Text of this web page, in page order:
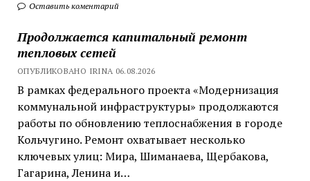
Оставить коментарий
Продолжается капитальный ремонт
тепловых сетей
ОПУБЛИКОВАНО IRINA 06.08.2026
В рамках федерального проекта «Модернизация
коммунальной инфраструктуры» продолжаются
работы по обновлению теплоснабжения в городе
Кольчугино. Ремонт охватывает несколько
ключевых улиц: Мира, Шиманаева, Щербакова,
Гагарина, Ленина и…